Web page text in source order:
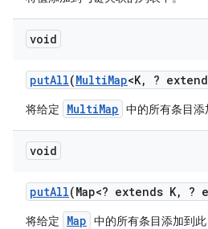
void
putAll(MultiMap<K, ?
将给定 MultiMap 中的所有条目添
void
putAll(Map<? extends K, ?
将给定 Map 中的所有条目添加到此